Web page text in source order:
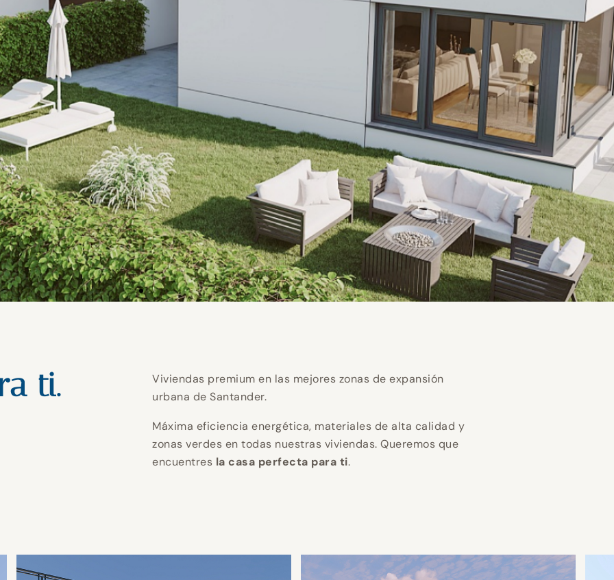
tu hogar en
calidad y eficiencia
para un mejor
tu hogar en
calidad y eficiencia
para un mejor
tu hogar en
calidad y eficiencia
para un mejor
ti.
Viviendas premium en las mejores zonas de expansión
urbana de Santander.
Máxima eficiencia energética, materiales de alta calidad y
zonas verdes en todas nuestras viviendas. Queremos que
encuentres la casa perfecta para ti.